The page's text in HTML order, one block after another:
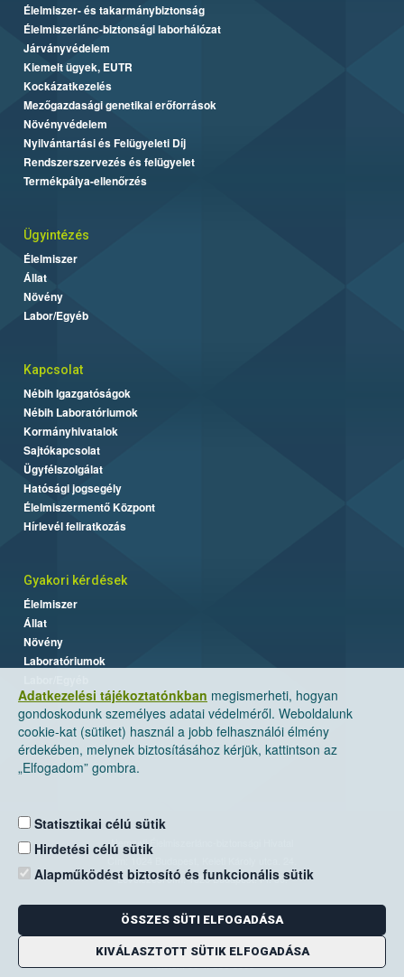
Adatkezelési tájékoztatónkban megismerheti, hogyan
gondoskodunk személyes adatai védelméről. Weboldalunk
cookie-kat (sütiket) használ a jobb felhasználói élmény
érdekében, melynek biztosításához kérjük, kattintson az
„Elfogadom” gombra.
Statisztikai célú sütik
Hirdetési célú sütik
Alapműködést biztosító és funkcionális sütik
ÖSSZES SÜTI ELFOGADÁSA
KIVÁLASZTOTT SÜTIK ELFOGADÁSA
Élelmiszer- és takarmánybiztonság
Élelmiszerlánc-biztonsági laborhálózat
Járványvédelem
Kiemelt ügyek, EUTR
Kockázatkezelés
Mezőgazdasági genetikai erőforrások
Növényvédelem
Nyilvántartási és Felügyeleti Díj
Rendszerszervezés és felügyelet
Termékpálya-ellenőrzés
Ügyintézés
Élelmiszer
Állat
Növény
Labor/Egyéb
Kapcsolat
Nébih Igazgatóságok
Nébih Laboratóriumok
Kormányhivatalok
Sajtókapcsolat
Ügyfélszolgálat
Hatósági jogsegély
Élelmiszermentő Központ
Hírlevél feliratkozás
Gyakori kérdések
Élelmiszer
Állat
Növény
Laboratóriumok
Nemzeti Élelmiszerlánc-biztonsági Hivatal
Levelezési cím: 1525 Budapest. Pf. 30.
E-mail:ugyfelszolgalat@nebih.gov.hu
Zöld szám: 06-80/263-244
Telefon: 06-1/ 336-9000